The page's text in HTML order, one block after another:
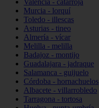
Valencia - catarroja
Murcia - lorquí
Toledo - illescas
Asturias - tineo
Almería - vícar
Melilla - melilla
Badajoz - montijo
Guadalajara - jadraque
Salamanca - guijuelo
Córdoba - hornachuelos
Albacete - villarrobledo
Tarragona - tortosa